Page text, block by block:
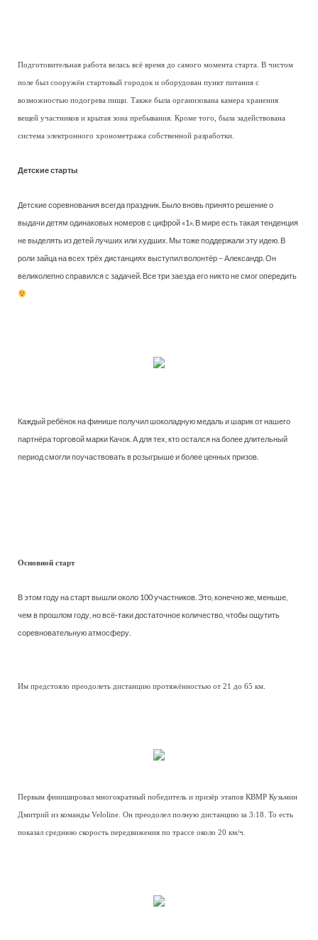
Подготовительная работа велась всё время до самого момента старта. В чистом
поле был сооружён стартовый городок и оборудован пункт питания с
возможностью подогрева пищи. Также была организована камера хранения
вещей участников и крытая зона пребывания. Кроме того, была задействована
система электронного хронометража собственной разработки.
Детские старты
Детские соревнования всегда праздник. Было вновь принято решение о
выдачи детям одинаковых номеров с цифрой «1». В мире есть такая тенденция
не выделять из детей лучших или худших. Мы тоже поддержали эту идею. В
роли зайца на всех трёх дистанциях выступил волонтёр – Александр. Он
великолепно справился с задачей. Все три заезда его никто не смог опередить
Каждый ребёнок на финише получил шоколадную медаль и шарик от нашего
партнёра торговой марки Качок. А для тех, кто остался на более длительный
период смогли поучаствовать в розыгрыше и более ценных призов.
Основной старт
В этом году на старт вышли около 100 участников. Это, конечно же, меньше,
чем в прошлом году, но всё-таки достаточное количество, чтобы ощутить
соревновательную атмосферу.
Им предстояло преодолеть дистанцию протяжённостью от 21 до 65 км.
Первым финишировал многократный победитель и призёр этапов КВМР Кузьмин
Дмитрий из команды Veloline. Он преодолел полную дистанцию за 3:18. То есть
показал среднюю скорость передвижения по трассе около 20 км/ч.